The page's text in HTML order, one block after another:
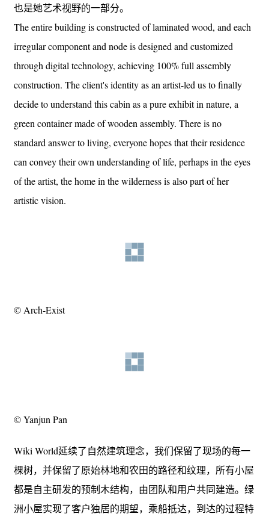
也是她艺术视野的一部分。
The entire building is constructed of laminated wood, and each
irregular component and node is designed and customized
through digital technology, achieving 100% full assembly
construction. The client's identity as an artist-led us to finally
decide to understand this cabin as a pure exhibit in nature, a
green container made of wooden assembly. There is no
standard answer to living, everyone hopes that their residence
can convey their own understanding of life, perhaps in the eyes
of the artist, the home in the wilderness is also part of her
artistic vision.
© Arch-Exist
© Yanjun Pan
Wiki World延续了自然建筑理念，我们保留了现场的每一
棵树，并保留了原始林地和农田的路径和纹理，所有小屋
都是自主研发的预制木结构，由团队和用户共同建造。绿
洲小屋实现了客户独居的期望，乘船抵达，到达的过程特